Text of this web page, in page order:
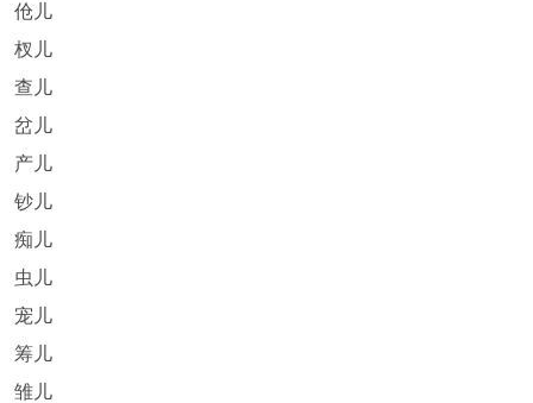
伧儿
杈儿
查儿
岔儿
产儿
钞儿
痴儿
虫儿
宠儿
筹儿
雏儿